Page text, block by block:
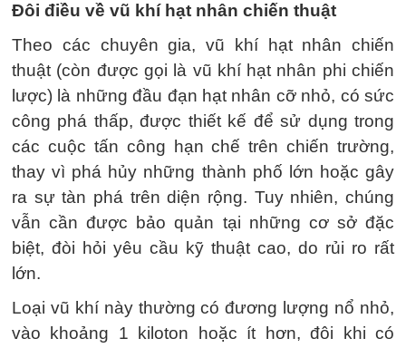
Đôi điều về vũ khí hạt nhân chiến thuật
Theo các chuyên gia, vũ khí hạt nhân chiến
thuật (còn được gọi là vũ khí hạt nhân phi chiến
lược) là những đầu đạn hạt nhân cỡ nhỏ, có sức
công phá thấp, được thiết kế để sử dụng trong
các cuộc tấn công hạn chế trên chiến trường,
thay vì phá hủy những thành phố lớn hoặc gây
ra sự tàn phá trên diện rộng. Tuy nhiên, chúng
vẫn cần được bảo quản tại những cơ sở đặc
biệt, đòi hỏi yêu cầu kỹ thuật cao, do rủi ro rất
lớn.
Loại vũ khí này thường có đương lượng nổ nhỏ,
vào khoảng 1 kiloton hoặc ít hơn, đôi khi có